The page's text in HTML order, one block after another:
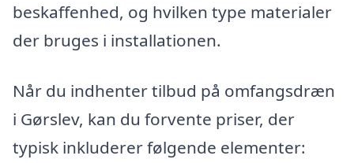
beskaffenhed, og hvilken type materialer
der bruges i installationen.
Når du indhenter tilbud på omfangsdræn
i Gørslev, kan du forvente priser, der
typisk inkluderer følgende elementer: